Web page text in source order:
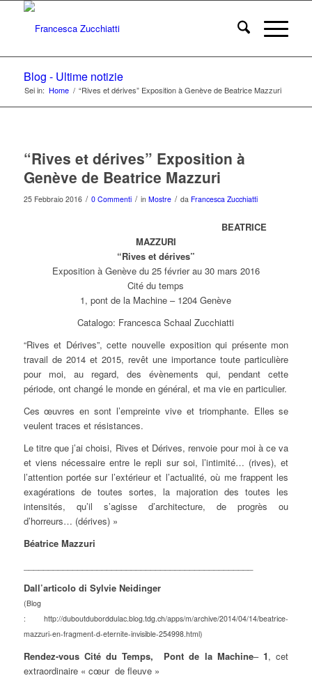
Blog - Ultime notizie
Sei in: Home / “Rives et dérives” Exposition à Genève de Beatrice Mazzuri
“Rives et dérives” Exposition à
Genève de Beatrice Mazzuri
25 Febbraio 2016 / 0 Commenti / in Mostre / da Francesca Zucchiatti
BEATRICE
MAZZURI
“Rives et dérives”
Exposition à Genève du 25 février au 30 mars 2016
Cité du temps
1, pont de la Machine – 1204 Genève
Catalogo: Francesca Schaal Zucchiatti
“Rives et Dérives”, cette nouvelle exposition qui présente mon
travail de 2014 et 2015, revêt une importance toute particulière
pour moi, au regard, des évènements qui, pendant cette
période, ont changé le monde en général, et ma vie en particulier.
Ces œuvres en sont l’empreinte vive et triomphante. Elles se
veulent traces et résistances.
Le titre que j’ai choisi, Rives et Dérives, renvoie pour moi à ce va
et viens nécessaire entre le repli sur soi, l’intimité… (rives), et
l’attention portée sur l’extérieur et l’actualité, où me frappent les
exagérations de toutes sortes, la majoration des toutes les
intensités, qu’il s’agisse d’architecture, de progrès ou
d’horreurs… (dérives) »
Béatrice Mazzuri
Dall’articolo di Sylvie Neidinger
(Blog
: http://duboutduborddulac.blog.tdg.ch/apps/m/archive/2014/04/14/beatrice-
mazzuri-en-fragment-d-eternite-invisible-254998.html)
Rendez-vous Cité du Temps, Pont de la Machine–1, cet
extraordinaire « cœur de fleuve »